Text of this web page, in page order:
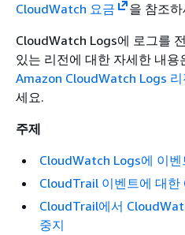
CloudWatch 요금
을 참조
CloudWatch Logs에 로그를
있는 리전에 대한 자세한 내
Amazon CloudWatch Logs
세요.
주제
CloudWatch Logs에 이벤
CloudTrail 이벤트에 대
CloudTrail에서
중지